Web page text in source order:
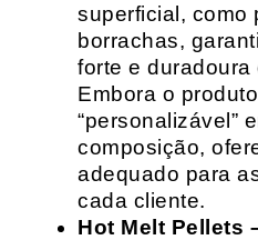
superficial, como
borrachas,
forte e
Embora o
“personalizável”
composição,
adequado para
cada cliente.
Hot Melt Pellets